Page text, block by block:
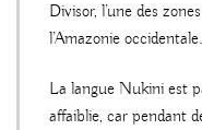
Divisor, l’une des
l’Amazonie occidentale.
La langue Nukini est
affaiblie, car pendant